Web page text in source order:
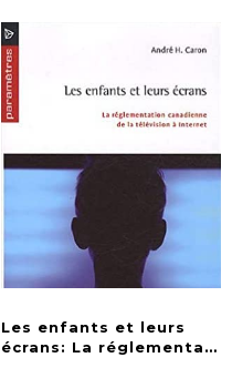
Les enfants et leurs
écrans: La